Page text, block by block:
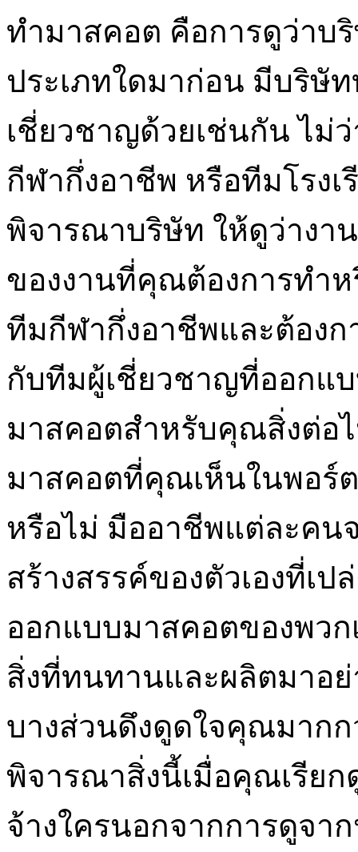
ทำมาสคอต คือการดูว่าบ
ประเภทใดมาก่อน มีบริษั
เชี่ยวชาญด้วยเช่นกัน ไม่
กีฬากึ่งอาชีพ หรือทีมโรง
พิจารณาบริษัท ให้ดูว่างา
ของงานที่คุณต้องการทำ
ทีมกีฬากึ่งอาชีพและต้อง
กับทีมผู้เชี่ยวชาญที่ออกแ
มาสคอตสำหรับคุณสิ่งต่อ
มาสคอตที่คุณเห็นในพอร์
หรือไม่ มืออาชีพแต่ละคน
สร้างสรรค์ของตัวเองที่เ
ออกแบบมาสคอตของพวก
สิ่งที่ทนทานและผลิตมาอย่
บางส่วนดึงดูดใจคุณมาก
พิจารณาสิ่งนี้เมื่อคุณเรีย
จ้างใครนอกจากการดูจ